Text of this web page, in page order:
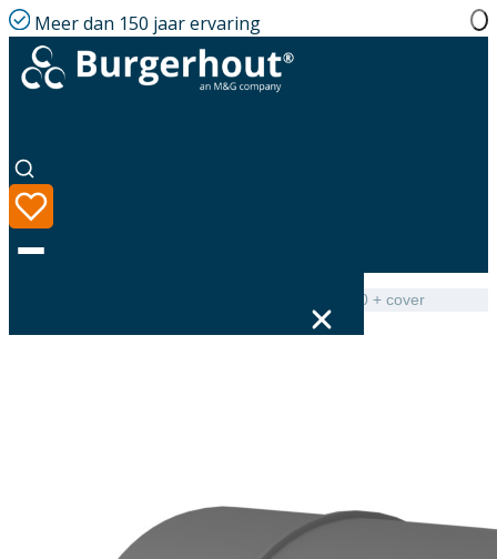
Meer dan 150 jaar ervaring
Twinline Tee inspection PP 80 + cover